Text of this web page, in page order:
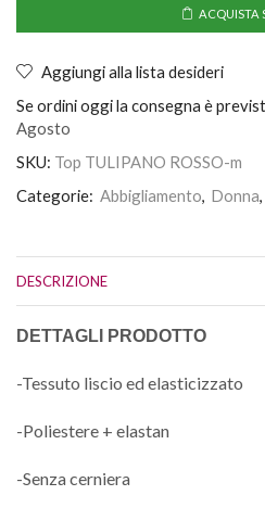
ACQUISTA
Aggiungi alla lista desideri
Se ordini oggi la consegna è
Agosto
SKU: Top TULIPANO ROSSO-m
Categorie: Abbigliamento, Donna,
DESCRIZIONE
DETTAGLI PRODOTTO
-Tessuto liscio ed elasticizzato
-Poliestere + elastan
-Senza cerniera